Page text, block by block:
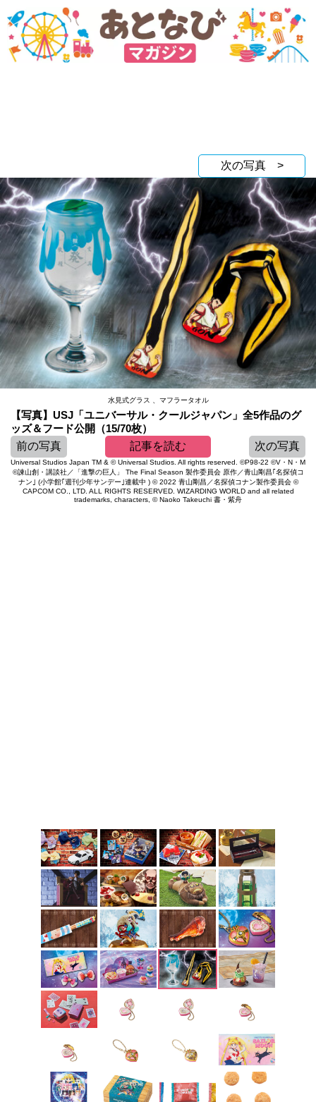
次の写真 >
水見式グラス 、マフラータオル
【写真】USJ「ユニバーサル・クールジャパン」全5作品のグ
ッズ＆フード公開（15/70枚）
前の写真
記事を読む 次の写真
Universal Studios Japan TM & © Universal Studios. All rights reserved. ©P98-22 ©V・N・M
©諫山創・講談社／「進撃の巨人」 The Final Season 製作委員会 原作／青山剛昌｢名探偵コ
ナン｣ (小学館｢週刊少年サンデー｣連載中 ) © 2022 青山剛昌／名探偵コナン製作委員会 ©
CAPCOM CO., LTD. ALL RIGHTS RESERVED. WIZARDING WORLD and all related
trademarks, characters, © Naoko Takeuchi 書・紫舟